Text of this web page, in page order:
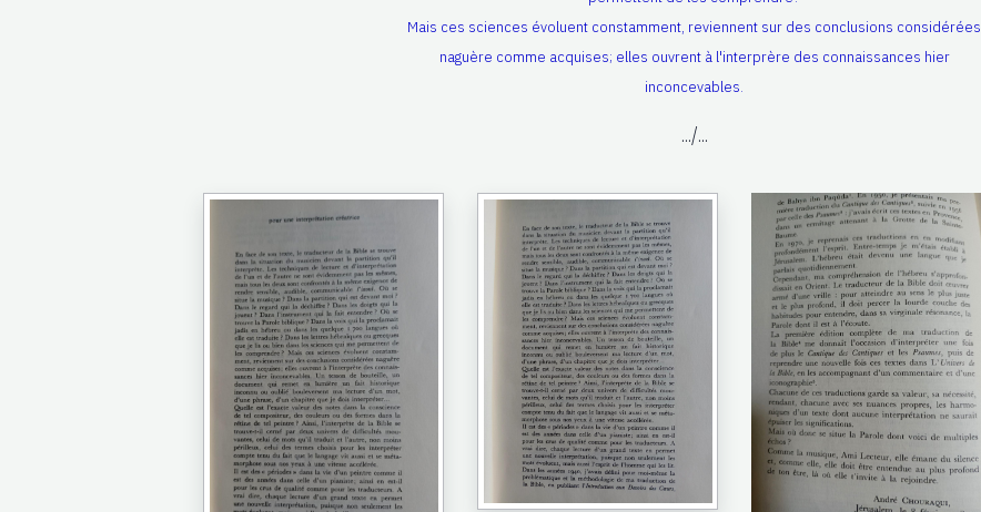
Mais ces sciences évoluent constamment, reviennent sur des conclusions considérées
naguère comme acquises; elles ouvrent à l'interprère des connaissances hier
inconcevables.
.../...